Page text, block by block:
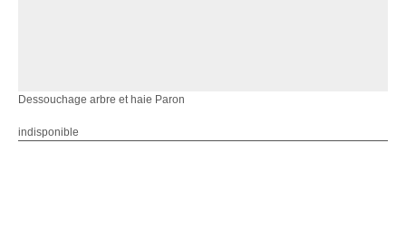
Dessouchage arbre et haie Paron
indisponible